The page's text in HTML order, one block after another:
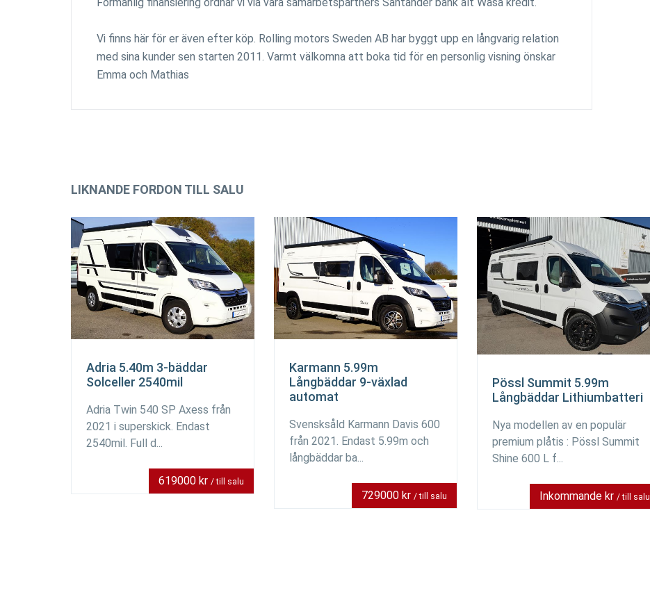
Vi finns här för er även efter köp. Rolling motors Sweden AB har byggt upp en långvarig relation
med sina kunder sen starten 2011. Varmt välkomna att boka tid för en personlig visning önskar
Emma och Mathias
LIKNANDE FORDON TILL SALU
Adria 5.40m 3-bäddar
Solceller 2540mil
Adria Twin 540 SP Axess från
2021 i superskick. Endast
2540mil. Full d...
619000 kr / till salu
Karmann 5.99m
Långbäddar 9-växlad
automat
Svensksåld Karmann Davis 600
från 2021. Endast 5.99m och
långbäddar ba...
729000 kr / till salu
Pössl Summit 5.99m
Långbäddar Lithiumbatteri
Nya modellen av en populär
premium plåtis : Pössl Summit
Shine 600 L f...
Inkommande kr / till salu